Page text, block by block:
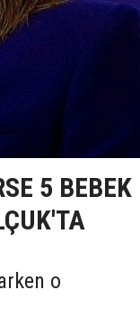
5 BEBEK
o